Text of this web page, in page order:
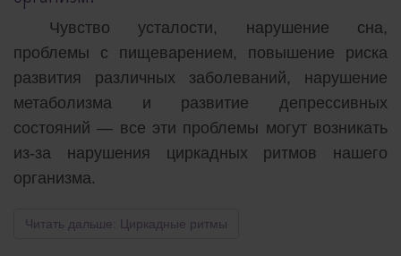
Чувство усталости, нарушение сна,
проблемы с пищеварением, повышение риска
развития различных заболеваний, нарушение
метаболизма и развитие депрессивных
состояний — все эти проблемы могут возникать
из-за нарушения циркадных ритмов нашего
организма.
Читать дальше: Циркадные ритмы